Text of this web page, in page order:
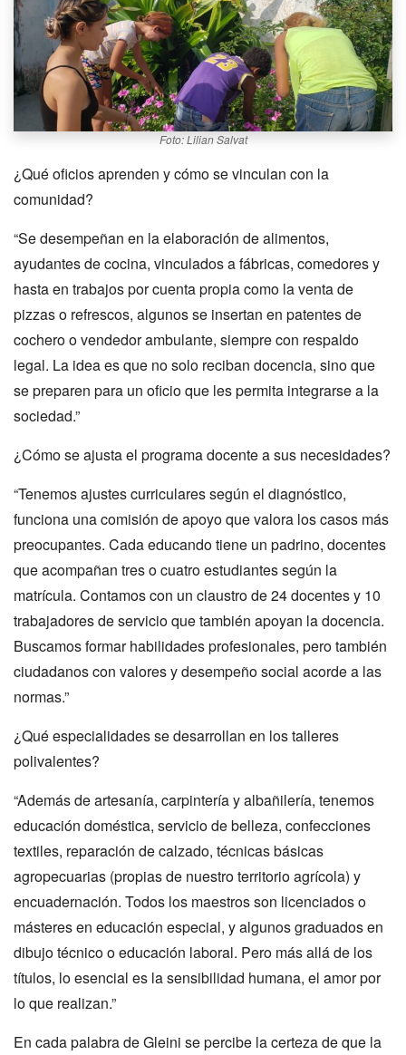
Foto: Lilian Salvat
¿Qué oficios aprenden y cómo se vinculan con la
comunidad?
“Se desempeñan en la elaboración de alimentos,
ayudantes de cocina, vinculados a fábricas, comedores y
hasta en trabajos por cuenta propia como la venta de
pizzas o refrescos, algunos se insertan en patentes de
cochero o vendedor ambulante, siempre con respaldo
legal. La idea es que no solo reciban docencia, sino que
se preparen para un oficio que les permita integrarse a la
sociedad.”
¿Cómo se ajusta el programa docente a sus necesidades?
“Tenemos ajustes curriculares según el diagnóstico,
funciona una comisión de apoyo que valora los casos más
preocupantes. Cada educando tiene un padrino, docentes
que acompañan tres o cuatro estudiantes según la
matrícula. Contamos con un claustro de 24 docentes y 10
trabajadores de servicio que también apoyan la docencia.
Buscamos formar habilidades profesionales, pero también
ciudadanos con valores y desempeño social acorde a las
normas.”
¿Qué especialidades se desarrollan en los talleres
polivalentes?
“Además de artesanía, carpintería y albañilería, tenemos
educación doméstica, servicio de belleza, confecciones
textiles, reparación de calzado, técnicas básicas
agropecuarias (propias de nuestro territorio agrícola) y
encuadernación. Todos los maestros son licenciados o
másteres en educación especial, y algunos graduados en
dibujo técnico o educación laboral. Pero más allá de los
títulos, lo esencial es la sensibilidad humana, el amor por
lo que realizan.”
En cada palabra de Gleini se percibe la certeza de que la